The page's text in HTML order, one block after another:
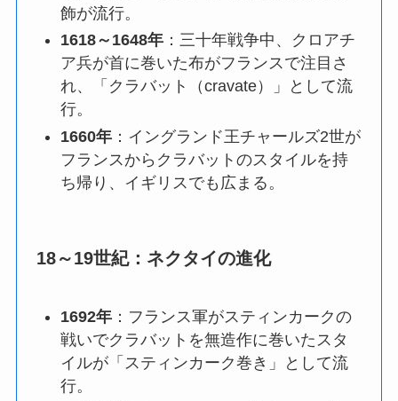
飾が流行。
1618～1648年 ：三十年戦争中、クロアチ
ア兵が首に巻いた布がフランスで注目さ
れ、「クラバット（cravate）」として流
行。
1660年 ： イングランド王チャールズ2世が
フランスからクラバットのスタイルを持
ち帰り、イギリスでも広まる。
18～19世紀：ネクタイの進化
1692年 ： フランス軍がスティンカークの
戦いでクラバットを無造作に巻いたスタ
イルが「スティンカーク巻き」として流
行。